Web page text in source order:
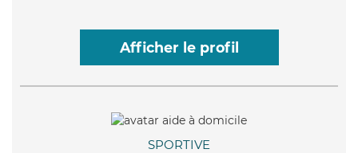
Afficher le profil
SPORTIVE